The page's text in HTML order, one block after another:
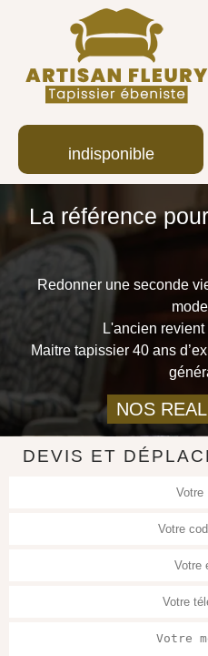
indisponible
La référence
Redonner une seconde
L'ancien
Maitre tapissier 40 ans
NOS
DEVIS ET